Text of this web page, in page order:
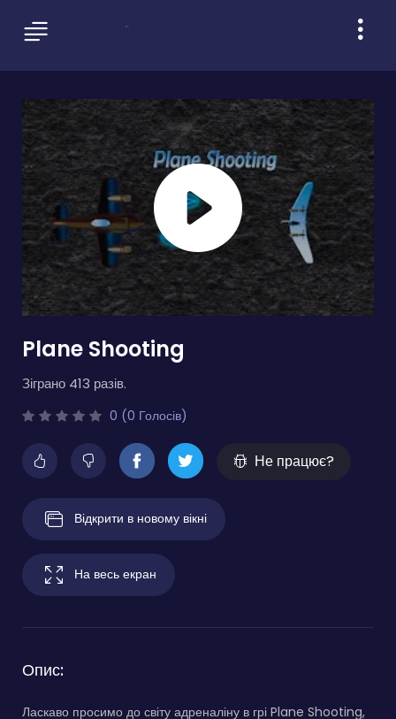
Plane Shooting
Зіграно 413 разів.
0 (0 Голосів)
Не працює?
Відкрити в новому вікні
На весь екран
Опис:
Ласкаво просимо до світу адреналіну в грі Plane Shooting,